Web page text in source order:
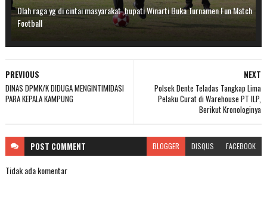
Olah raga yg di cintai masyarakat ,bupati Winarti Buka Turnamen Fun Match
Football
NEXT
Polsek Dente Teladas Tangkap Lima
Pelaku Curat di Warehouse PT ILP,
Berikut Kronologinya
PREVIOUS
DINAS DPMK/K DIDUGA MENGINTIMIDASI
PARA KEPALA KAMPUNG
POST COMMENT BLOGGER DISQUS FACEBOOK
Tidak ada komentar